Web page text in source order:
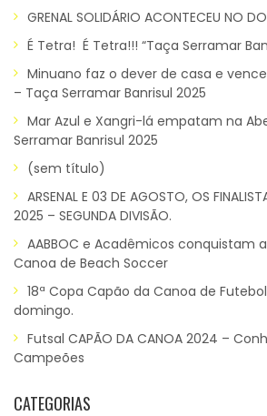
GRENAL SOLIDÁRIO ACONTECEU NO
É Tetra! É Tetra!!! “Taça Serramar
Minuano faz o dever de casa e
– Taça Serramar Banrisul 2025
Mar Azul e Xangri-lá empatam na
Serramar Banrisul 2025
(sem título)
ARSENAL E 03 DE AGOSTO, OS
2025 – SEGUNDA DIVISÃO.
AABBOC e Acadêmicos conquistam
Canoa de Beach Soccer
18ª Copa Capão da Canoa de
domingo.
Futsal CAPÃO DA CANOA 2024 –
Campeões
CATEGORIAS